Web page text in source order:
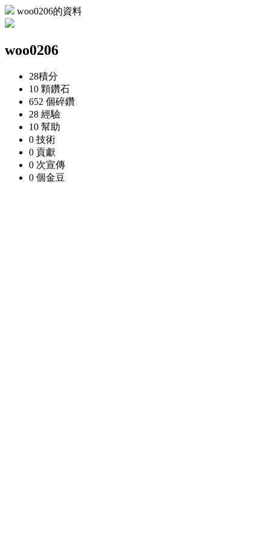
woo0206的資料
woo0206
28積分
10 顆鑽石
652 個碎鑽
28 經驗
10 幫助
0 技術
0 貢獻
0 次宣傳
0 個金豆